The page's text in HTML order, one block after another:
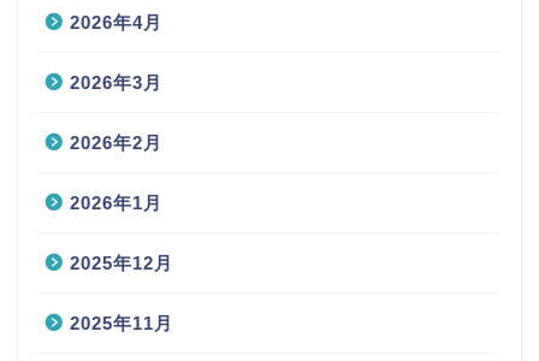
2026年4月
2026年3月
2026年2月
2026年1月
2025年12月
2025年11月